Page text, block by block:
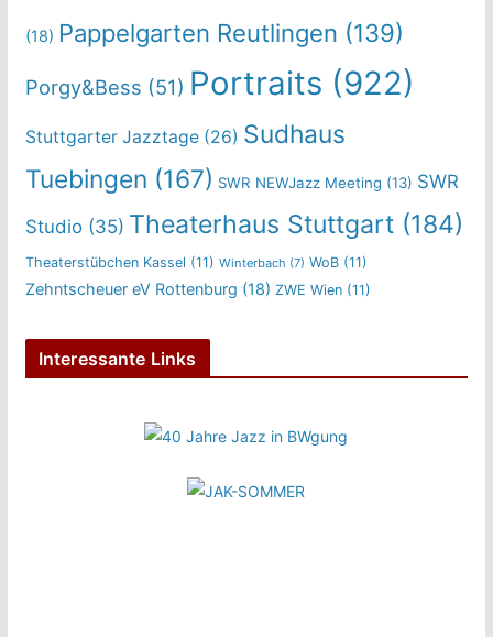
(18) Pappelgarten Reutlingen (139)
Porgy&Bess (51) Portraits (922)
Stuttgarter Jazztage(26) Sudhaus
Tuebingen (167) SWR NEWJazz Meeting (13) SWR
Studio(35) Theaterhaus Stuttgart(184)
Theaterstübchen Kassel (11) Winterbach (7) WoB(11)
Zehntscheuer eV Rottenburg (18) ZWE Wien(11)
Interessante Links